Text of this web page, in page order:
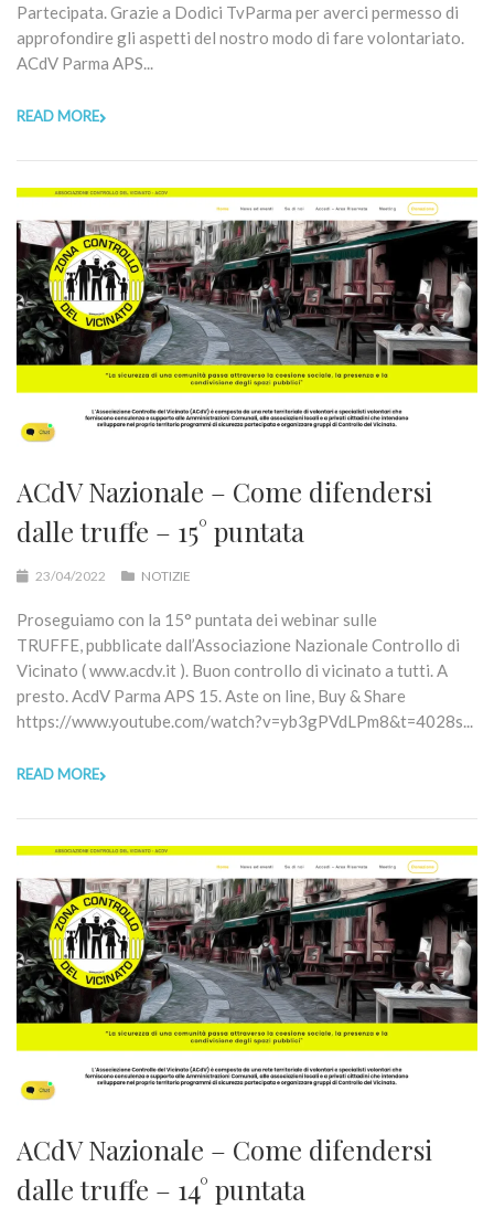
Partecipata. Grazie a Dodici TvParma per averci permesso di
approfondire gli aspetti del nostro modo di fare volontariato.
ACdV Parma APS...
READ MORE
ACdV Nazionale – Come difendersi
dalle truffe – 15° puntata
23/04/2022 NOTIZIE
Proseguiamo con la 15° puntata dei webinar sulle
TRUFFE, pubblicate dall’Associazione Nazionale Controllo di
Vicinato ( www.acdv.it ). Buon controllo di vicinato a tutti. A
presto. AcdV Parma APS 15. Aste on line, Buy & Share
https://www.youtube.com/watch?v=yb3gPVdLPm8&t=4028s...
READ MORE
ACdV Nazionale – Come difendersi
dalle truffe – 14° puntata